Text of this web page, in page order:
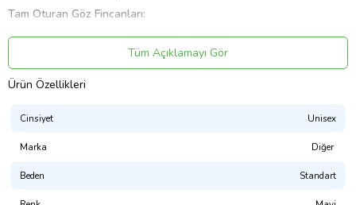
Tam Oturan Göz Fincanları:
Gözlüklerdeki tam oturan göz fincanları, su geçirmez bir deneyim
sunar. Bu özellik, su altında net bir görüş sağlar ve dalışlarınızı
daha keyifli hale getirir.
Ayarlanabilir Silikon Kayış: Gözlüklerin ayarlanabilir silikon kayışı,
sayede uzun süreli kullanımlarda dahi konforunuzu korursunuz
Şık Tasarım:
tasarımlarıyla öne çıkar. Hem su altında hem de üstünde tarzınızı
yansıtmanıza olanak tanır.
Tüm Açıklamayı Gör
Ürün Özellikleri
Cinsiyet Unisex
Marka Diğer
Beden Standart